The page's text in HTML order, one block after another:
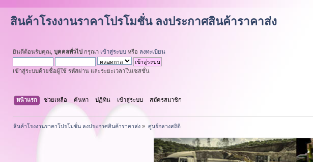
สินค้าโรงงานราคาโปรโมชั่น ลงประกาศสินค้าราคาส่ง
ยินดีต้อนรับคุณ, บุคคลทั่วไป กรุณา เข้าสู่ระบบ หรือ ลงทะเบียน
เข้าสู่ระบบด้วยชื่อผู้ใช้ รหัสผ่าน และระยะเวลาในเซสชั่น
หน้าแรก ช่วยเหลือ ค้นหา ปฏิทิน เข้าสู่ระบบ สมัครสมาชิก
สินค้าโรงงานราคาโปรโมชั่น ลงประกาศสินค้าราคาส่ง » ศูนย์กลางสถิติ